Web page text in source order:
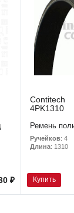
₽
Contitech
4PK1310
Ремень
Ручейков: 4
Длина: 1310
Купить